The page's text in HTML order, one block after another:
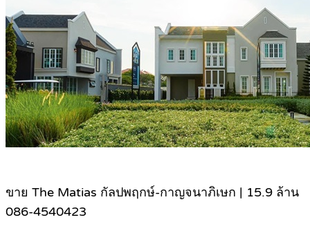
ขาย The Matias กัลปพฤกษ์-กาญจนาภิเษก | 15.9 ล้าน
086-4540423